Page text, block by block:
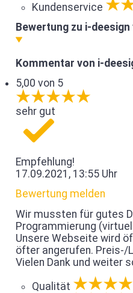
Kundenservice
Bewertung zu i-deesign
Kommentar von i-
5,00 von 5
sehr gut
Empfehlung!
17.09.2021, 13:55 Uhr
Bewertung melden
Wir mussten für gutes
Programmierung
Unsere Webseite wird
öfter angerufen. Preis-/
Vielen Dank und weiter
Qualität